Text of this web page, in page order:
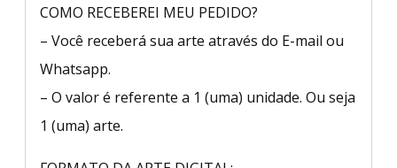
COMO RECEBEREI MEU PEDIDO?
– Você receberá sua arte através do E-mail ou
Whatsapp.
– O valor é referente a 1 (uma) unidade. Ou seja
1 (uma) arte.